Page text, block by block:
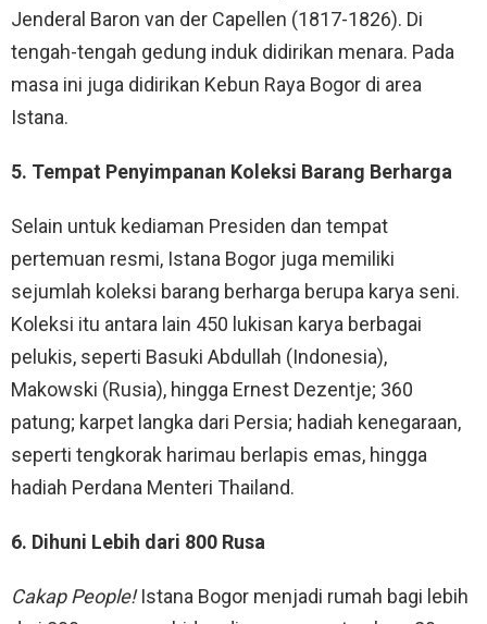
Jenderal Baron van der Capellen (1817-1826). Di
tengah-tengah gedung induk didirikan menara. Pada
masa ini juga didirikan Kebun Raya Bogor di area
Istana.
5. Tempat Penyimpanan Koleksi Barang Berharga
Selain untuk kediaman Presiden dan tempat
pertemuan resmi, Istana Bogor juga memiliki
sejumlah koleksi barang berharga berupa karya seni.
Koleksi itu antara lain 450 lukisan karya berbagai
pelukis, seperti Basuki Abdullah (Indonesia),
Makowski (Rusia), hingga Ernest Dezentje; 360
patung; karpet langka dari Persia; hadiah kenegaraan,
seperti tengkorak harimau berlapis emas, hingga
hadiah Perdana Menteri Thailand.
6. Dihuni Lebih dari 800 Rusa
Cakap People!Istana Bogor menjadi rumah bagi lebih